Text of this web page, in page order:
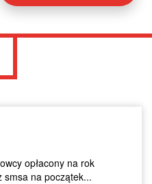
opłacony na rok
smsa na początek...